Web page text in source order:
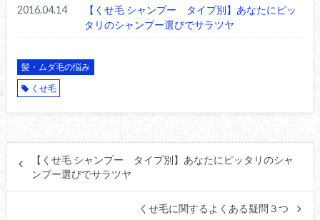
2016.04.14
【くせ毛 シャンプー タイプ別】あなたにピッ
タリのシャンプー選びでサラツヤ
髪・ムダ毛の悩み
くせ毛
【くせ毛 シャンプー タイプ別】あなたにピッタリのシャ
ンプー選びでサラツヤ
くせ毛に関するよくある疑問３つ